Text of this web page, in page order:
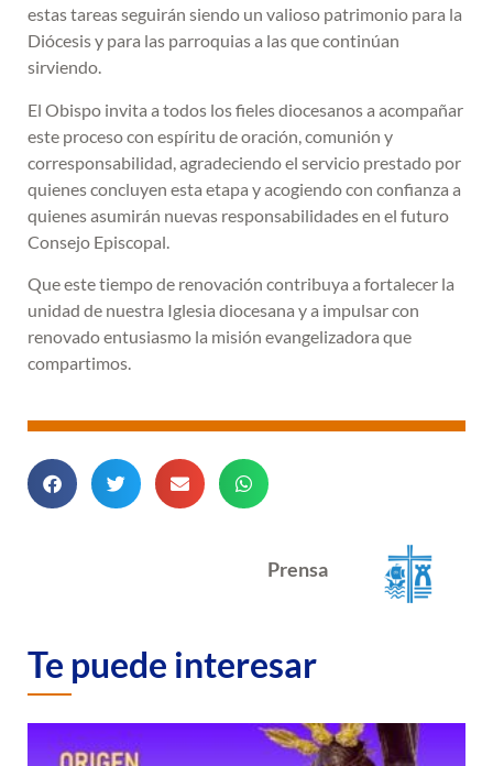
estas tareas seguirán siendo un valioso patrimonio para la
Diócesis y para las parroquias a las que continúan
sirviendo.
El Obispo invita a todos los fieles diocesanos a acompañar
este proceso con espíritu de oración, comunión y
corresponsabilidad, agradeciendo el servicio prestado por
quienes concluyen esta etapa y acogiendo con confianza a
quienes asumirán nuevas responsabilidades en el futuro
Consejo Episcopal.
Que este tiempo de renovación contribuya a fortalecer la
unidad de nuestra Iglesia diocesana y a impulsar con
renovado entusiasmo la misión evangelizadora que
compartimos.
Prensa
Te puede interesar